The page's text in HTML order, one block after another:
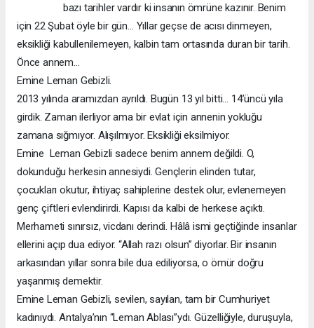
bazı tarihler vardır ki insanın ömrüne kazınır. Benim
için 22 Şubat öyle bir gün… Yıllar geçse de acısı dinmeyen,
eksikliği kabullenilemeyen, kalbin tam ortasında duran bir tarih.
Önce annem…
Emine Leman Gebizli.
2013 yılında aramızdan ayrıldı. Bugün 13 yıl bitti… 14’üncü yıla
girdik. Zaman ilerliyor ama bir evlat için annenin yokluğu
zamana sığmıyor. Alışılmıyor. Eksikliği eksilmiyor.
Emine Leman Gebizli sadece benim annem değildi. O,
dokunduğu herkesin annesiydi. Gençlerin elinden tutar,
çocukları okutur, ihtiyaç sahiplerine destek olur, evlenemeyen
genç çiftleri evlendirirdi. Kapısı da kalbi de herkese açıktı.
Merhameti sınırsız, vicdanı derindi. Hâlâ ismi geçtiğinde insanlar
ellerini açıp dua ediyor. “Allah razı olsun” diyorlar. Bir insanın
arkasından yıllar sonra bile dua ediliyorsa, o ömür doğru
yaşanmış demektir.
Emine Leman Gebizli, sevilen, sayılan, tam bir Cumhuriyet
kadınıydı. Antalya’nın “Leman Ablası”ydı. Güzelliğiyle, duruşuyla,